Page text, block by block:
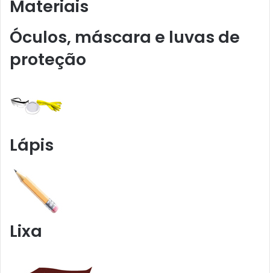
Materiais
Óculos, máscara e luvas de
proteção
Lápis
Lixa